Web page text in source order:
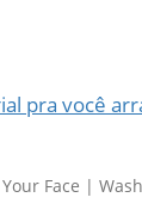
pra você